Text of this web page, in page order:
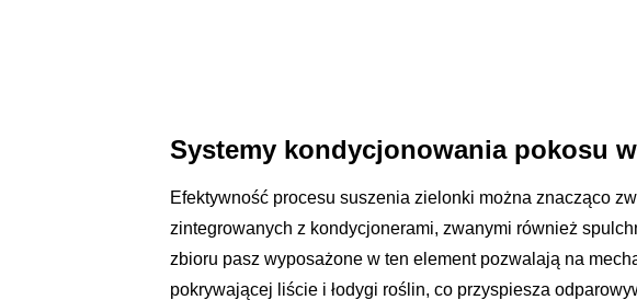
Systemy kondycjonowania pokosu
Efektywność procesu suszenia zielonki można znacząco
zintegrowanych z kondycjonerami, zwanymi również
zbioru pasz wyposażone w ten element pozwalają na
pokrywającej liście i łodygi roślin, co przyspiesza